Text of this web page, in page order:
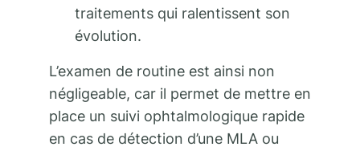
traitements qui ralentissent son
évolution.
L’examen de routine est ainsi non
négligeable, car il permet de mettre en
place un suivi ophtalmologique rapide
en cas de détection d’une MLA ou